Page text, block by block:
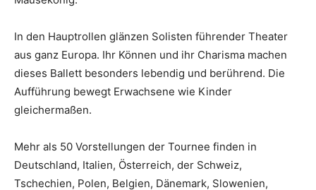
In den Hauptrollen glänzen Solisten führender Theater
aus ganz Europa. Ihr Können und ihr Charisma machen
dieses Ballett besonders lebendig und berührend. Die
Aufführung bewegt Erwachsene wie Kinder
gleichermaßen.
Mehr als 50 Vorstellungen der Tournee finden in
Deutschland, Italien, Österreich, der Schweiz,
Tschechien, Polen, Belgien, Dänemark, Slowenien,